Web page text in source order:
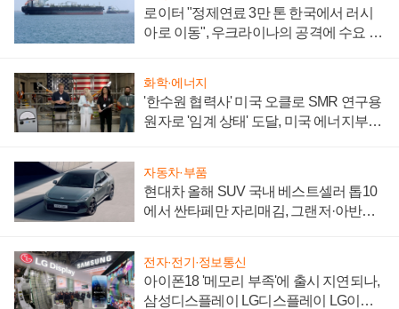
로이터 "정제연료 3만 톤 한국에서 러시
아로 이동", 우크라이나의 공격에 수요 늘
화학·에너지
'한수원 협력사' 미국 오클로 SMR 연구용
원자로 '임계 상태' 도달, 미국 에너지부
자동차·부품
현대차 올해 SUV 국내 베스트셀러 톱10
에서 싼타페만 자리매김, 그랜저·아반떼
전자·전기·정보통신
아이폰18 '메모리 부족'에 출시 지연되나,
삼성디스플레이 LG디스플레이 LG이노